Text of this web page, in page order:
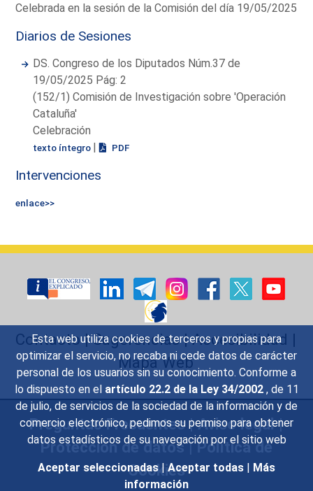
Esta web utiliza cookies de terceros y propias para
optimizar el servicio, no recaba ni cede datos de carácter
personal de los usuarios sin su conocimiento. Conforme a
lo dispuesto en el artículo 22.2 de la Ley 34/2002 , de 11
de julio, de servicios de la sociedad de la información y de
comercio electrónico, pedimos su permiso para obtener
datos estadísticos de su navegación por el sitio web
Aceptar seleccionadas | Aceptar todas | Más
información
Celebrada en la sesión de la Comisión del día 19/05/2025
Diarios de Sesiones
DS. Congreso de los Diputados Núm.37 de
19/05/2025 Pág: 2
(152/1) Comisión de Investigación sobre 'Operación
Cataluña'
Celebración
texto íntegro | PDF
Intervenciones
enlace>>
Contacto|Sugerencias|Accesibilidad |
Mapa Web
Preguntas Frecuentes|Aviso legal|
Protección de datos|Política de
Cookies